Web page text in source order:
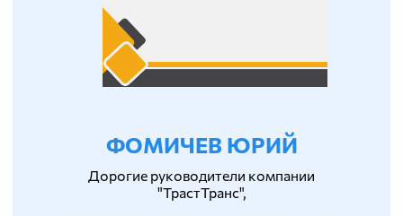
ФОМИЧЕВ ЮРИЙ
Дорогие руководители компании
"ТрастТранс",